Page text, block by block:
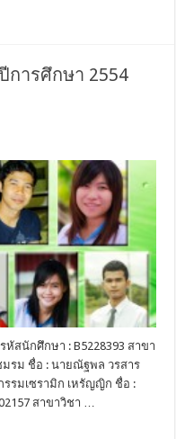
ารศึกษา 2554
สนักศึกษา : B5228393 สาขา
มรม ชื่อ : นายณัฐพล วรสาร
รรมเซรามิก เหรัญญิก ชื่อ :
สาขาวิชา …